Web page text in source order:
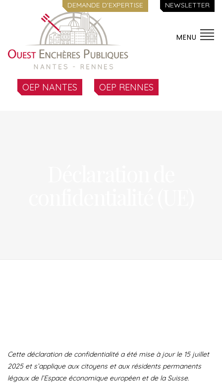
DEMANDE D'EXPERTISE NEWSLETTER
MENU
OEP NANTES OEP RENNES
Cette déclaration de confidentialité a été mise à jour le 15 juillet
2025 et s’applique aux citoyens et aux résidents permanents
légaux de l’Espace économique européen et de la Suisse.